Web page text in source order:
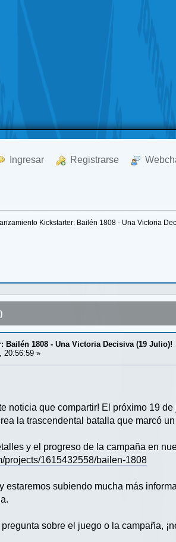
Ingresar Registrarse
Kickstarter: Bailén 1808 - Una Victoria
Bailén 1808 - Una Victoria Decisiva (19 Julio)!
20:56:59 »
noticia que compartir! El próximo 19
la trascendental batalla que marcó
y el progreso de la campaña en
projects/1615432558/bailen-1808
estaremos subiendo mucha más
sobre el juego o la campaña,